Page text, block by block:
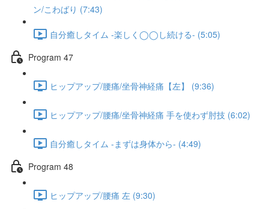
ン/こわばり (7:43)
自分癒しタイム -楽しく◯◯し続ける- (5:05)
Program 47
ヒップアップ/腰痛/坐骨神経痛【左】 (9:36)
ヒップアップ/腰痛/坐骨神経痛 手を使わず肘技 (6:02)
自分癒しタイム -まずは身体から- (4:49)
Program 48
ヒップアップ/腰痛 左 (9:30)